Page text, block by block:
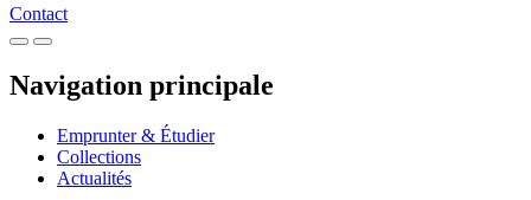
Contact
Navigation principale
Emprunter & Étudier
Collections
Actualités